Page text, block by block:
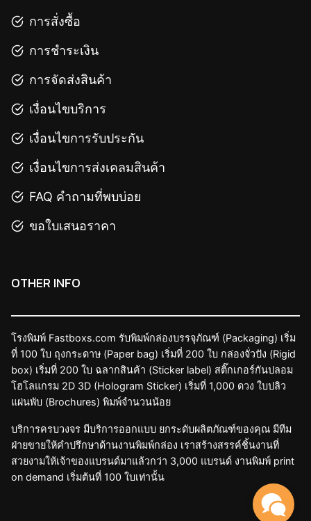
การสั่งซื้อ
การชำระเงิน
การจัดส่งสินค้า
เงื่อนไขบริการ
เงื่อนไขการรับประกัน
เงื่อนไขการส่งเคลมสินค้า
FAQ คำถามที่พบบ่อย
ขอใบเสนอราคา
OTHER INFO
โรงพิมพ์ Fastboxs.com รับพิมพ์กล่องบรรจุภัณฑ์ (Packaging) เริ่ม
ที่ 100 ใบ ถุงกระดาษ (Paper bag) เริ่มที่ 200 ใบ กล่องจั่วปัง (Rigid
box) เริ่มที่ 200 ใบ ฉลากสินค้า (Sticker label) สติ๊กเกอร์กันปลอม
โฮโลแกรม 2D 3D (Hologram Sticker) เริ่มที่ 1,000 ดวง ใบปลิว
แผ่นพับ (Brochures) พิมพ์จำนวนน้อย
บริการครบวงจร มีบริการออกแบบ ยกระดับผลิตภัณฑ์ของคุณ มีทีม
ฝ่ายขายให้คำปรึกษาด้านงานพิมพ์กล่อง เราสร้างสรรค์ชิ้นงานที่
สวยงามให้เจ้าของแบรนด์มาแล้วกว่า 3,000 แบรนด์ งานพิมพ์ print
on demand เริ่มต้นที่ 100 ใบเท่านั้น